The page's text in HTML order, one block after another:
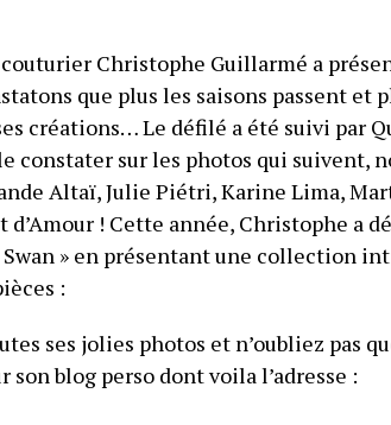
Christophe Guillarmé a
que plus les saisons passent et
créations… Le défilé a été suivi par
constater sur les photos qui suivent,
Altaï, Julie Piétri, Karine Lima,
d’Amour ! Cette année, Christophe a
» en présentant une collection
:
ses jolies photos et n’oubliez pas
son blog perso dont voila l’adresse :